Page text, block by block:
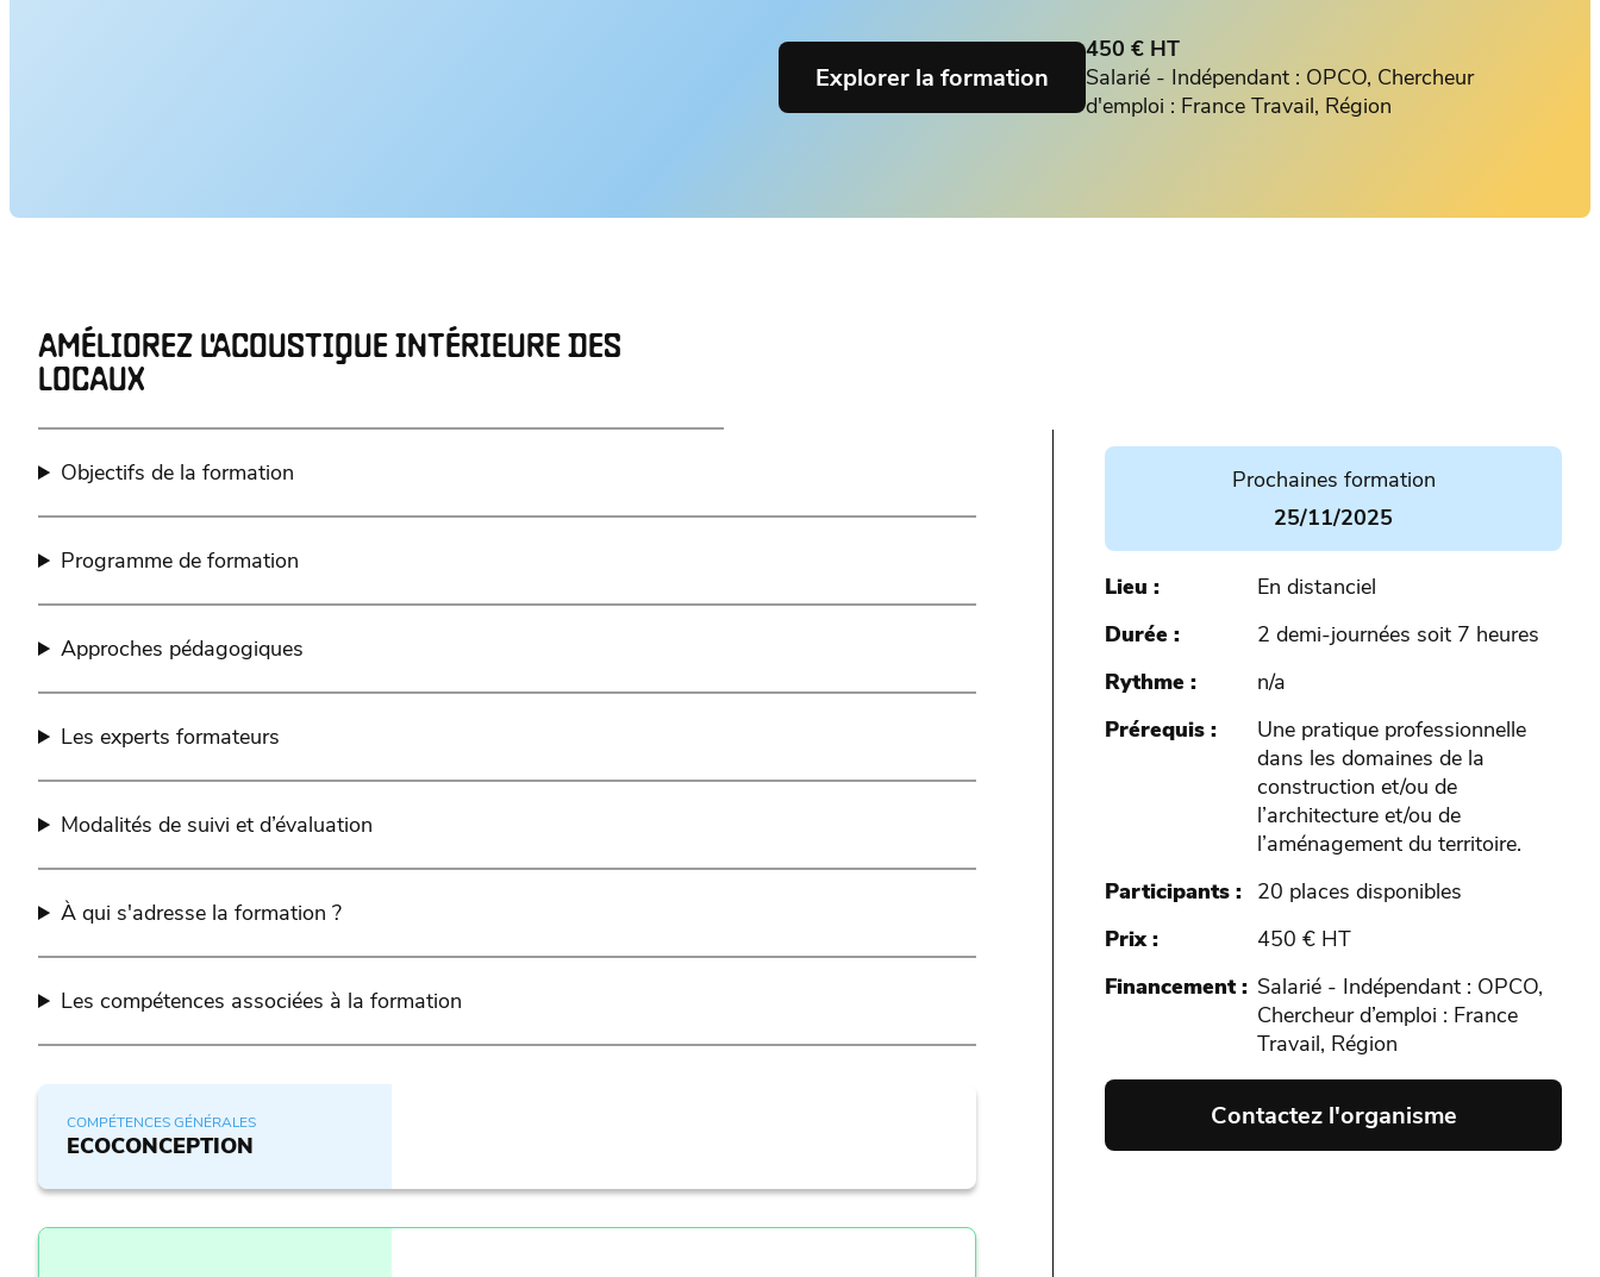
450 € HT
Salarié - Indépendant : OPCO, Chercheur
d'emploi : France Travail, Région
Explorer la formation
Prochaines formation
25/11/2025
Lieu
En distanciel
Durée
2 demi-journées soit 7 heures
Rythme
n/a
Prérequis
Une pratique professionnelle
dans les domaines de la
construction et/ou de
l’architecture et/ou de
l’aménagement du territoire.
Participants
20 places disponibles
Prix
450 € HT
Financement
Salarié - Indépendant : OPCO,
Chercheur d’emploi : France
Travail, Région
Contactez l'organisme
AMÉLIOREZ L'ACOUSTIQUE INTÉRIEURE DES
LOCAUX
Objectifs de la formation
Programme de formation
Approches pédagogiques
Les experts formateurs
Modalités de suivi et d’évaluation
À qui s'adresse la formation ?
Les compétences associées à la formation
COMPÉTENCES GÉNÉRALES
ECOCONCEPTION